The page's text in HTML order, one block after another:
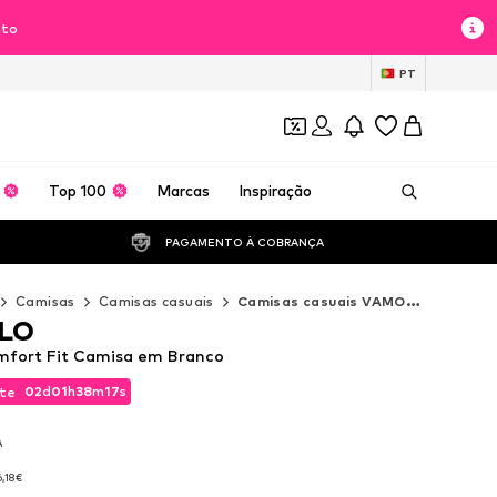
PT
Top 100 Marcas Inspiração
PAGAMENTO À COBRANÇA
Camisas Camisas casuais Camisas casuais VAMOS CLO
02d01h38m15s
02d01h38m15s
Fit Camisa em Branco